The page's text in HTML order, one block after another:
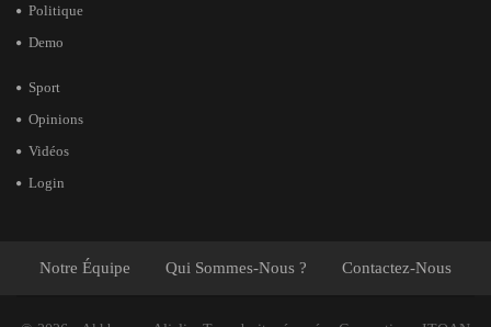
Politique
Demo
Sport
Opinions
Vidéos
Login
Notre Équipe Qui Sommes-Nous ? Contactez-Nous